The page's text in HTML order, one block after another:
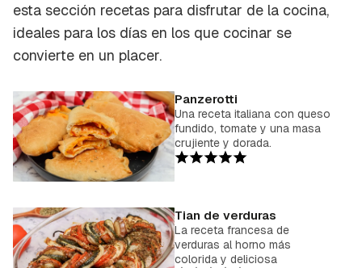
esta sección recetas para disfrutar de la cocina,
ideales para los días en los que cocinar se
convierte en un placer.
Panzerotti
Una receta italiana con queso
fundido, tomate y una masa
crujiente y dorada.
Tian de verduras
La receta francesa de
verduras al horno más
colorida y deliciosa